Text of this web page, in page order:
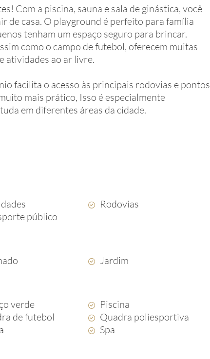
Com a piscina, sauna e sala de ginástica, você
de casa. O playground é perfeito para família
tenham um espaço seguro para brincar.
como o campo de futebol, oferecem muitas
atividades ao ar livre.
facilita o acesso às principais rodovias e pontos
mais prático, Isso é especialmente
em diferentes áreas da cidade.
Rodovias
público
Jardim
verde
Piscina
de futebol
Quadra poliesportiva
Spa